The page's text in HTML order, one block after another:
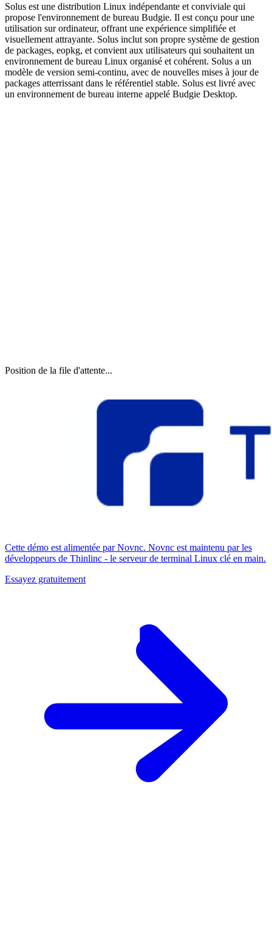
Solus est une distribution Linux indépendante et conviviale qui
propose l'environnement de bureau Budgie. Il est conçu pour une
utilisation sur ordinateur, offrant une expérience simplifiée et
visuellement attrayante. Solus inclut son propre système de gestion
de packages, eopkg, et convient aux utilisateurs qui souhaitent un
environnement de bureau Linux organisé et cohérent. Solus a un
modèle de version semi-continu, avec de nouvelles mises à jour de
packages atterrissant dans le référentiel stable. Solus est livré avec
un environnement de bureau interne appelé Budgie Desktop.
Position de la file d'attente...
Cette démo est alimentée par Novnc. Novnc est maintenu par les
développeurs de Thinlinc - le serveur de terminal Linux clé en main.
Essayez gratuitement